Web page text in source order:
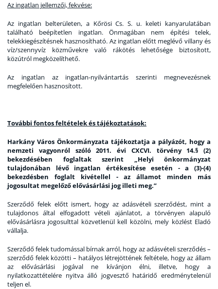
Az ingatlan jellemzői, fekvése:
Az ingatlan belterületen, a Kőrösi Cs. S. u. keleti kanyarulatában
található beépítetlen ingatlan. Önmagában nem építési telek,
telekkiegészítésnek hasznosítható. Az ingatlan előtt meglévő villany és
víz/szennyvíz közművekre való rákötés lehetősége biztosított,
közútról megközelíthető.
Az ingatlan az ingatlan-nyilvántartás szerinti megnevezésnek
megfelelően hasznosított.
További fontos feltételek és tájékoztatások:
Harkány Város Önkormányzata tájékoztatja a pályázót, hogy a
nemzeti vagyonról szóló 2011. évi CXCVI. törvény 14.§ (2)
bekezdésében foglaltak szerint „Helyi önkormányzat
tulajdonában lévő ingatlan értékesítése esetén - a (3)-(4)
bekezdésben foglalt kivétellel - az államot minden más
jogosultat megelőző elővásárlási jog illeti meg.”
Szerződő felek előtt ismert, hogy az adásvételi szerződést, mint a
tulajdonos által elfogadott vételi ajánlatot, a törvényen alapuló
elővásárlásra jogosulttal közvetlenül kell közölni, mely közlést Eladó
vállalja.
Szerződő felek tudomással bírnak arról, hogy az adásvételi szerződés –
szerződő felek közötti – hatályos létrejöttének feltétele, hogy az állam
az elővásárlási jogával ne kívánjon élni, illetve, hogy a
nyilatkozattételére nyitva álló jogvesztő határidő eredménytelenül
teljen el.